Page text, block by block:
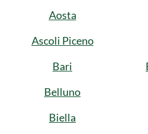
Aosta
Ascoli Piceno
Bari
Belluno
Biella